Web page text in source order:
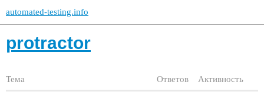
automated-testing.info
protractor
Тема Ответов Активность